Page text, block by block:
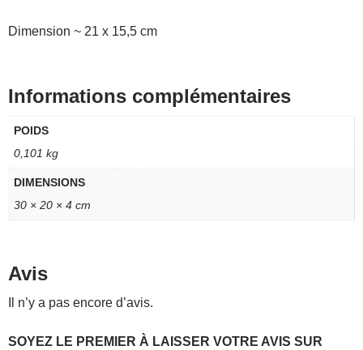
Dimension ~ 21 x 15,5 cm
Informations complémentaires
POIDS
0,101 kg
DIMENSIONS
30 × 20 × 4 cm
Avis
Il n’y a pas encore d’avis.
SOYEZ LE PREMIER À LAISSER VOTRE AVIS SUR